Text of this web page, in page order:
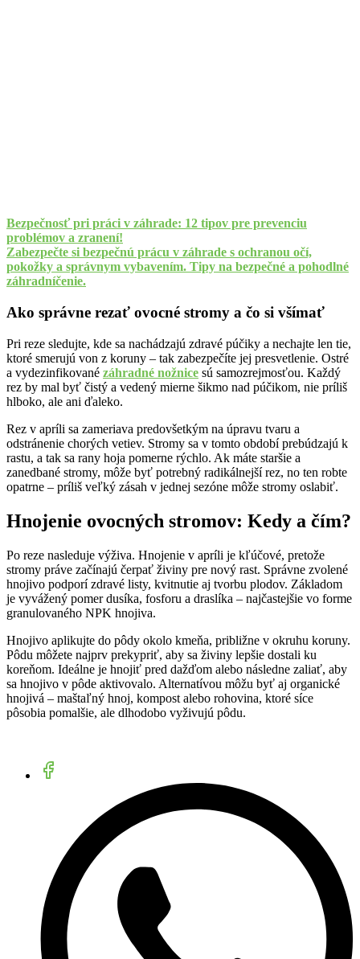
Bezpečnosť pri práci v záhrade: 12 tipov pre prevenciu
problémov a zranení!
Zabezpečte si bezpečnú prácu v záhrade s ochranou očí,
pokožky a správnym vybavením. Tipy na bezpečné a pohodlné
záhradníčenie.
Ako správne rezať ovocné stromy a čo si všímať
Pri reze sledujte, kde sa nachádzajú zdravé púčiky a nechajte len tie,
ktoré smerujú von z koruny – tak zabezpečíte jej presvetlenie. Ostré
a vydezinfikované záhradné nožnice sú samozrejmosťou. Každý
rez by mal byť čistý a vedený mierne šikmo nad púčikom, nie príliš
hlboko, ale ani ďaleko.
Rez v apríli sa zameriava predovšetkým na úpravu tvaru a
odstránenie chorých vetiev. Stromy sa v tomto období prebúdzajú k
rastu, a tak sa rany hoja pomerne rýchlo. Ak máte staršie a
zanedbané stromy, môže byť potrebný radikálnejší rez, no ten robte
opatrne – príliš veľký zásah v jednej sezóne môže stromy oslabiť.
Hnojenie ovocných stromov: Kedy a čím?
Po reze nasleduje výživa. Hnojenie v apríli je kľúčové, pretože
stromy práve začínajú čerpať živiny pre nový rast. Správne zvolené
hnojivo podporí zdravé listy, kvitnutie aj tvorbu plodov. Základom
je vyvážený pomer dusíka, fosforu a draslíka – najčastejšie vo forme
granulovaného NPK hnojiva.
Hnojivo aplikujte do pôdy okolo kmeňa, približne v okruhu koruny.
Pôdu môžete najprv prekypriť, aby sa živiny lepšie dostali ku
koreňom. Ideálne je hnojiť pred dažďom alebo následne zaliať, aby
sa hnojivo v pôde aktivovalo. Alternatívou môžu byť aj organické
hnojivá – maštaľný hnoj, kompost alebo rohovina, ktoré síce
pôsobia pomalšie, ale dlhodobo vyživujú pôdu.